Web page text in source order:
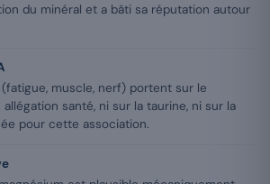
du minéral et a bâti sa réputation autour
muscle, nerf) portent sur le
santé, ni sur la taurine, ni sur la
pour cette association.